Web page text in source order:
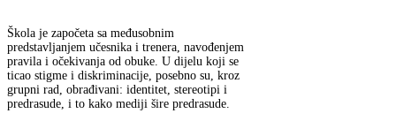
Škola je započeta sa međusobnim
predstavljanjem učesnika i trenera, navođenjem
pravila i očekivanja od obuke. U dijelu koji se
ticao stigme i diskriminacije, posebno su, kroz
grupni rad, obrađivani: identitet, stereotipi i
predrasude, i to kako mediji šire predrasude.